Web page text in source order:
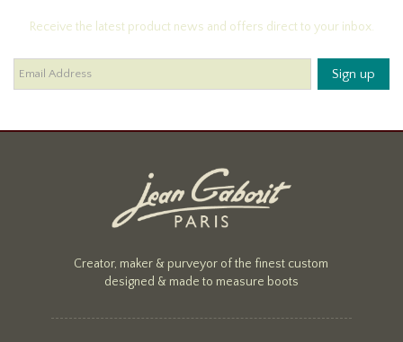
Receive the latest product news and offers direct to your inbox.
Creator, maker & purveyor of the finest custom
designed & made to measure boots